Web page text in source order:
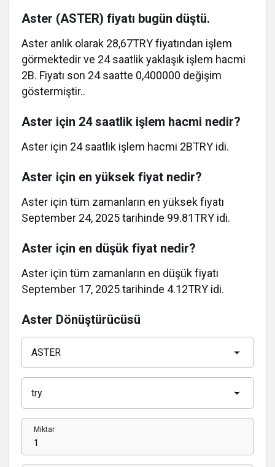
Aster (ASTER) fiyatı bugün düştü.
Aster anlık olarak 28,67TRY fiyatından işlem
görmektedir ve 24 saatlik yaklaşık işlem hacmi
2B. Fiyatı son 24 saatte 0,400000 değişim
göstermiştir..
Aster için 24 saatlik işlem hacmi nedir?
Aster için 24 saatlik işlem hacmi 2BTRY idi.
Aster için en yüksek fiyat nedir?
Aster için tüm zamanların en yüksek fiyatı
September 24, 2025 tarihinde 99.81TRY idi.
Aster için en düşük fiyat nedir?
Aster için tüm zamanların en düşük fiyatı
September 17, 2025 tarihinde 4.12TRY idi.
Aster Dönüştürücüsü
Miktar